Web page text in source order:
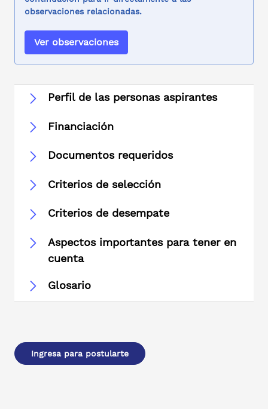
observaciones relacionadas.
Ver observaciones
Perfil de las personas aspirantes
Financiación
Documentos requeridos
Criterios de selección
Criterios de desempate
Aspectos importantes para tener en
cuenta
Glosario
Ingresa para postularte